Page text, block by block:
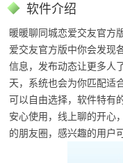
软件介绍
暖暖聊同城恋爱交友官方
爱交友官方版中你会发现
信息，发布动态让更多人
天，系统也会为你匹配适
可以自由选择，软件特有
安心使用，线上聊的开心
的朋友圈，感兴趣的用户